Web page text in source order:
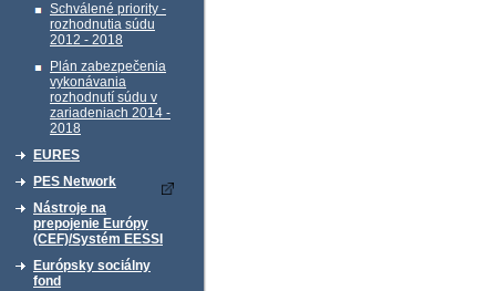
Schválené priority -
rozhodnutia súdu
2012 - 2018
Plán zabezpečenia
vykonávania
rozhodnutí súdu v
zariadeniach 2014 -
2018
EURES
PES Network
Nástroje na
prepojenie Európy
(CEF)/Systém EESSI
Európsky sociálny
fond